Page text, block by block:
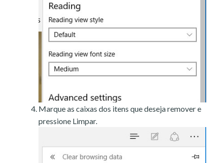
Marque as caixas dos itens que deseja remover e
pressione Limpar.